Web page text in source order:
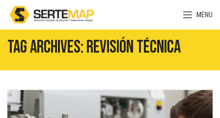
MENU
Tag Archives: Revisión técnica